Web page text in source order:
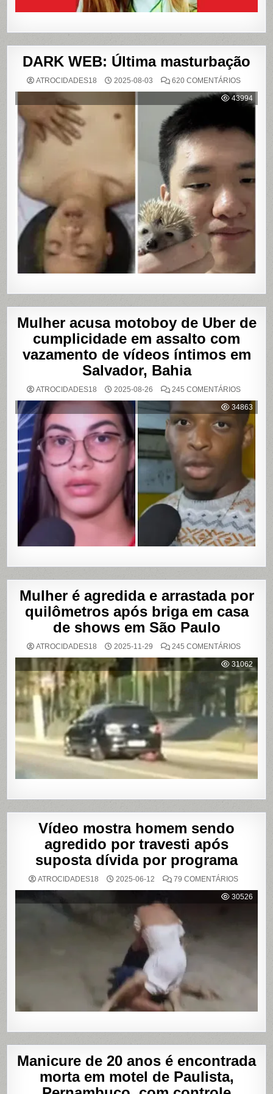
DARK WEB: Última masturbação
ATROCIDADES18 2025-08-03 620 COMENTÁRIOSEM
WEB:
ÚLTIMA
43994
Mulher acusa motoboy de Uber de
cumplicidade em assalto com
vazamento de vídeos íntimos em
Salvador, Bahia
ATROCIDADES18 2025-08-26 245 COMENTÁRIOSEM
ACUSA
DE
UBER
DE
EM
DE
VÍDEOS
ÍNTIMOS
EM
BAHIA
34863
Mulher é agredida e arrastada por
quilômetros após briga em casa
de shows em São Paulo
ATROCIDADES18 2025-11-29 245 COMENTÁRIOSEM
É
E
POR
APÓS
BRIGA
EM
CASA
SHOWS
SÃO
PAULO
31062
Vídeo mostra homem sendo
agredido por travesti após
suposta dívida por programa
ATROCIDADES18 2025-06-12 79 COMENTÁRIOSEM
MOSTRA
HOMEM
30526
Manicure de 20 anos é encontrada
morta em motel de Paulista,